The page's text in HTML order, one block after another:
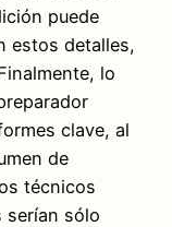
puede
estos detalles,
lo
clave, al
de
técnicos
serían sólo